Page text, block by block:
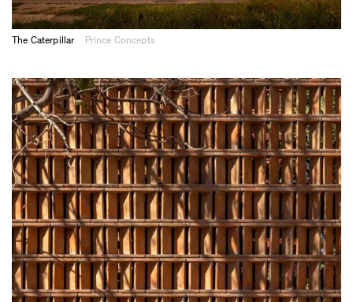
The Caterpillar Prince Concepts